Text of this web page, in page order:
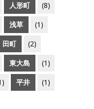
人形町 (8)
浅草 (1)
田町 (2)
東大島 (1)
平井 (1)